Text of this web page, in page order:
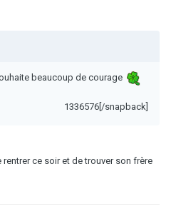
beaucoup de courage
1336576[/snapback]
ce soir et de trouver son frère